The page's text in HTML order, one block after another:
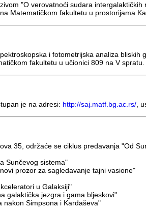
"O verovatnoći sudara
Matematičkom fakultetu u prostorijama
i fotometrijska analiza bliskih
fakultetu u učionici 809 na V spratu.
je na adresi: http://saj.matf.bg.ac.rs/ ,
35, održaće se ciklus predavanja "Od
Sunčevog sistema"
prozor za sagledavanje tajni vasione"
u Galaksiji"
galaktička jezgra i gama bljeskovi"
nakon Simpsona i Kardaševa"